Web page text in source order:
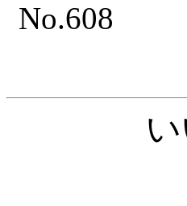
No.608